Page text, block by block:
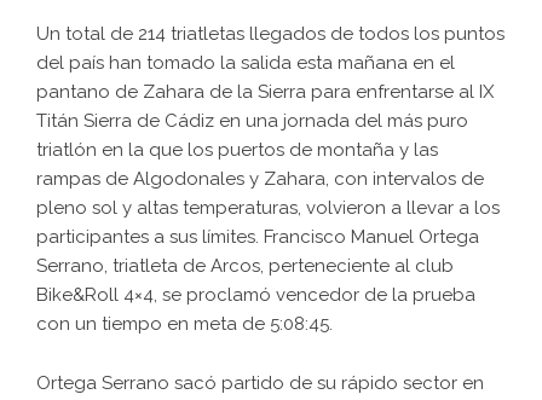
Un total de 214 triatletas llegados de todos los puntos
del país han tomado la salida esta mañana en el
pantano de Zahara de la Sierra para enfrentarse al IX
Titán Sierra de Cádiz en una jornada del más puro
triatlón en la que los puertos de montaña y las
rampas de Algodonales y Zahara, con intervalos de
pleno sol y altas temperaturas, volvieron a llevar a los
participantes a sus límites. Francisco Manuel Ortega
Serrano, triatleta de Arcos, perteneciente al club
Bike&Roll 4×4, se proclamó vencedor de la prueba
con un tiempo en meta de 5:08:45.
Ortega Serrano sacó partido de su rápido sector en